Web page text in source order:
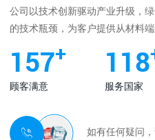
公司以技术创新驱动产业升级，
的技术瓶颈，为客户提供从材料
200+
顾客满意
150
服务国家
如有任何疑问